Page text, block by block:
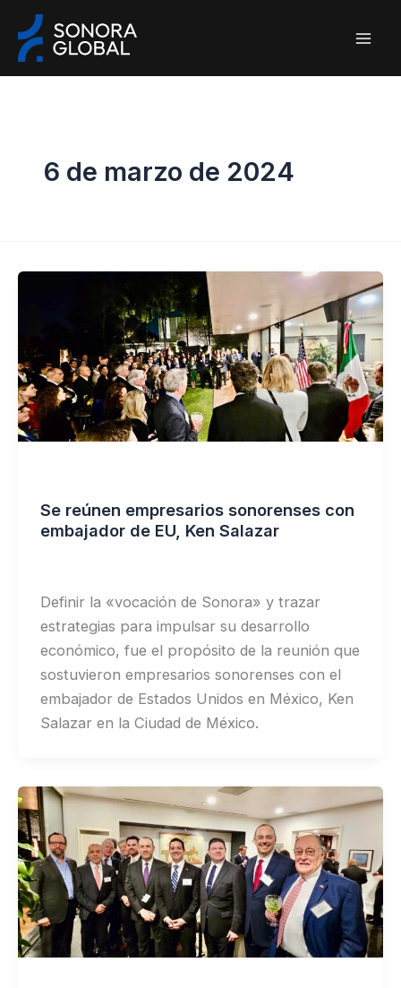
contenido
6 de marzo de 2024
Se reúnen empresarios sonorenses con
embajador de EU, Ken Salazar
Definir la «vocación de Sonora» y trazar
estrategias para impulsar su desarrollo
económico, fue el propósito de la reunión que
sostuvieron empresarios sonorenses con el
embajador de Estados Unidos en México, Ken
Salazar en la Ciudad de México.